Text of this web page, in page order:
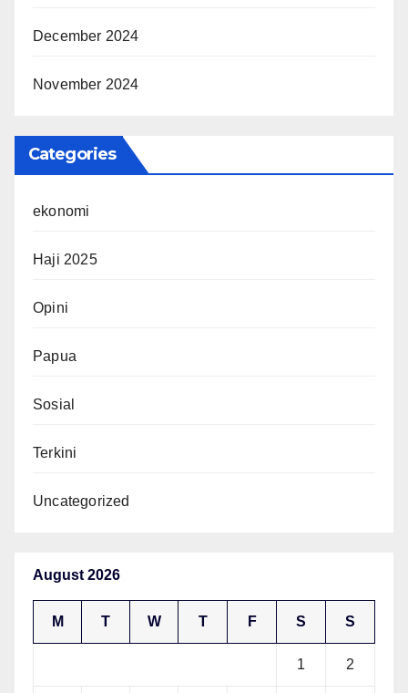
December 2024
November 2024
Categories
ekonomi
Haji 2025
Opini
Papua
Sosial
Terkini
Uncategorized
August 2026
M T W T F S S
1 2